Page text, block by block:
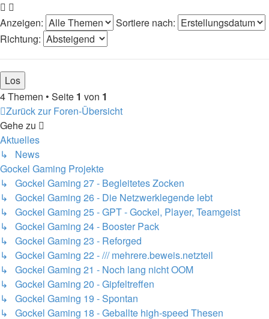
Anzeigen:
Sortiere nach:
Richtung:
4 Themen • Seite 1 von 1
Zurück zur Foren-Übersicht
Gehe zu
Aktuelles
↳ News
Gockel Gaming Projekte
↳ Gockel Gaming 27 - Begleitetes Zocken
↳ Gockel Gaming 26 - Die Netzwerklegende lebt
↳ Gockel Gaming 25 - GPT - Gockel, Player, Teamgeist
↳ Gockel Gaming 24 - Booster Pack
↳ Gockel Gaming 23 - Reforged
↳ Gockel Gaming 22 - /// mehrere.beweis.netzteil
↳ Gockel Gaming 21 - Noch lang nicht OOM
↳ Gockel Gaming 20 - Gipfeltreffen
↳ Gockel Gaming 19 - Spontan
↳ Gockel Gaming 18 - Geballte high-speed Thesen